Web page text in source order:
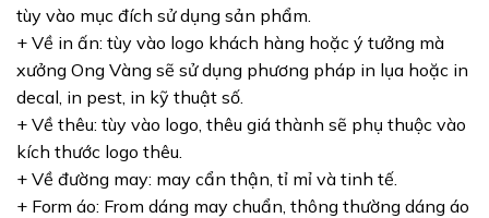
tùy vào mục đích sử dụng sản phẩm.
+ Về in ấn: tùy vào logo khách hàng hoặc ý tưởng mà
xưởng Ong Vàng sẽ sử dụng phương pháp in lụa hoặc in
decal, in pest, in kỹ thuật số.
+ Về thêu: tùy vào logo, thêu giá thành sẽ phụ thuộc vào
kích thước logo thêu.
+ Về đường may: may cẩn thận, tỉ mỉ và tinh tế.
+ Form áo: From dáng may chuẩn, thông thường dáng áo